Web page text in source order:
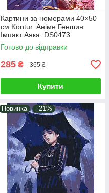
Картини за номерами 40×50
см Kontur. Аніме Геншин
Імпакт Аяка. DS0473
Готово до відправки
285 ₴ 365 ₴
Купити
Новинка –21%